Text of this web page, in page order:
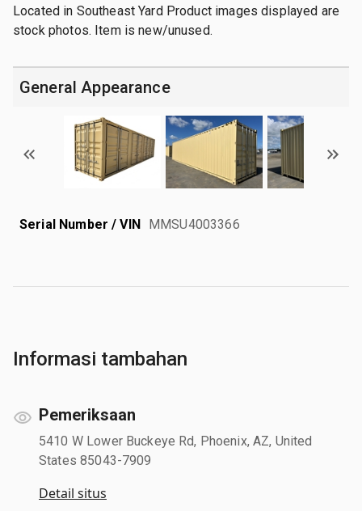
Located in Southeast Yard Product images displayed are
stock photos. Item is new/unused.
General Appearance
Serial Number / VIN MMSU4003366
Informasi tambahan
Pemeriksaan
5410 W Lower Buckeye Rd, Phoenix, AZ, United
States 85043-7909
Detail situs